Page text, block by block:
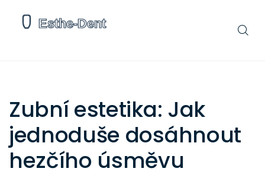
Zubní estetika: Jak
jednoduše dosáhnout
hezčího úsměvu